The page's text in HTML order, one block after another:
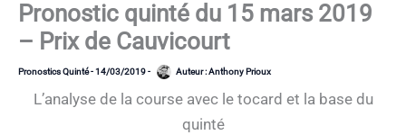
Pronostic quinté du 15 mars 2019
– Prix de Cauvicourt
Pronostics Quinté-14/03/2019- Auteur :Anthony Prioux
L’analyse de la course avec le tocard et la base du
quinté